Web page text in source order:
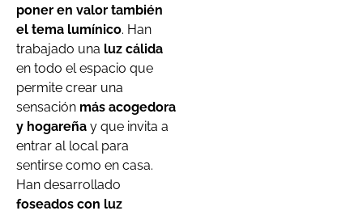
poner en valor también
el tema lumínico. Han
trabajado una luz cálida
en todo el espacio que
permite crear una
sensación más acogedora
y hogareña y que invita a
entrar al local para
sentirse como en casa.
Han desarrollado
foseados con luz